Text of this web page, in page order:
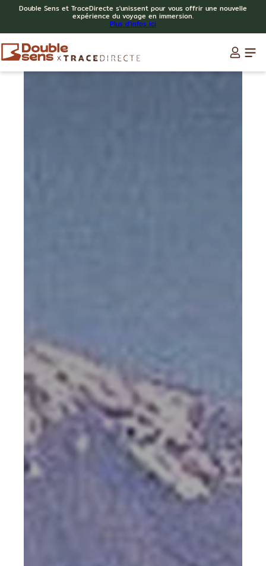
Double Sens et TraceDirecte s'unissent pour vous offrir une nouvelle
expérience du voyage en immersion.
Plus d'infos ici